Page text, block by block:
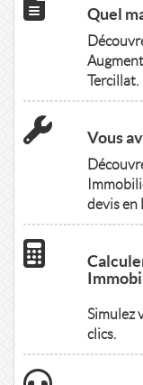
Quel
Tercillat.
Vous
devis en
Simulez
clics.